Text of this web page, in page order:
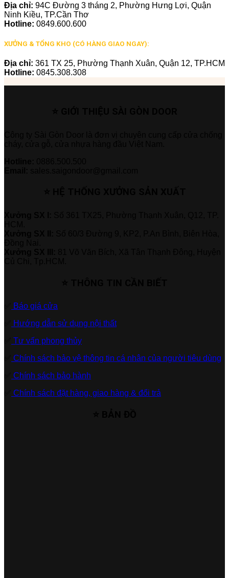
Địa chỉ: 94C Đường 3 tháng 2, Phường Hưng Lợi, Quận
Ninh Kiều, TP.Cần Thơ
Hotline: 0849.600.600
XƯỞNG & TỔNG KHO (CÓ HÀNG GIAO NGAY):
Địa chỉ: 361 TX 25, Phường Thạnh Xuân, Quận 12, TP.HCM
Hotline: 0845.308.308
Báo giá cửa
Hướng dẫn sử dụng nội thất
Tư vấn phong thủy
Chính sách bảo vệ thông tin cá nhân của người tiêu dùng
Chính sách bảo hành
Chính sách đặt hàng, giao hàng & đổi trả